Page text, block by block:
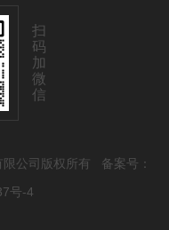
扫
码
加
微
信
限公司版权所有 备案号：
号-4